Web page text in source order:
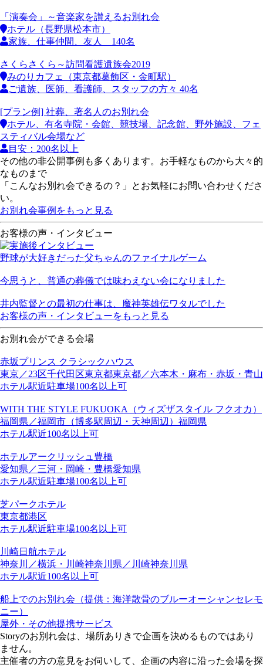
「演奏会」～音楽家を讃えるお別れ会
ホテル（長野県松本市）
家族、仕事仲間、友人 140名
さくらさくら～訪問看護遺族会2019
みのりカフェ（東京都葛飾区・金町駅）
ご遺族、医師、看護師、スタッフの方々 40名
[プラン例] 社葬、著名人のお別れ会
ホテル、有名寺院・会館、競技場、記念館、野外施設、フェ
スティバル会場など
目安：200名以上
その他の非公開事例も多くあります。お手軽なものから大々的
なものまで
「こんなお別れ会できるの？」とお気軽にお問い合わせくださ
い。
お別れ会事例をもっと見る
お客様の声・インタビュー
野球が大好きだった父ちゃんのファイナルゲーム
今思うと、普通の葬儀では味わえない会になりました
井内監督との最初の仕事は、魔神英雄伝ワタルでした
お客様の声・インタビューをもっと見る
お別れ会ができる会場
赤坂プリンス クラシックハウス
東京／23区千代田区東京都東京都／六本木・麻布・赤坂・青山
ホテル駅近駐車場100名以上可
WITH THE STYLE FUKUOKA（ウィズザスタイル フクオカ）
福岡県／福岡市（博多駅周辺・天神周辺） 福岡県
ホテル駅近100名以上可
ホテルアークリッシュ豊橋
愛知県／三河・岡崎・豊橋愛知県
ホテル駅近駐車場100名以上可
芝パークホテル
東京都港区
ホテル駅近駐車場100名以上可
川崎日航ホテル
神奈川／横浜・川崎神奈川県／川崎神奈川県
ホテル駅近100名以上可
船上でのお別れ会（提供：海洋散骨のブルーオーシャンセレモ
ニー）
屋外・その他提携サービス
Storyのお別れ会は、場所ありきで企画を決めるものではあり
ません。
主催者の方の意見をお伺いして、企画の内容に沿った会場を探